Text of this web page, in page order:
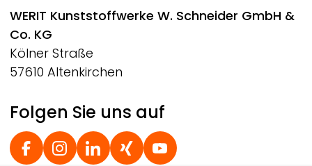
WERIT Kunststoffwerke W. Schneider GmbH &
Co. KG
Kölner Straße
57610 Altenkirchen
Folgen Sie uns auf
Social Footer